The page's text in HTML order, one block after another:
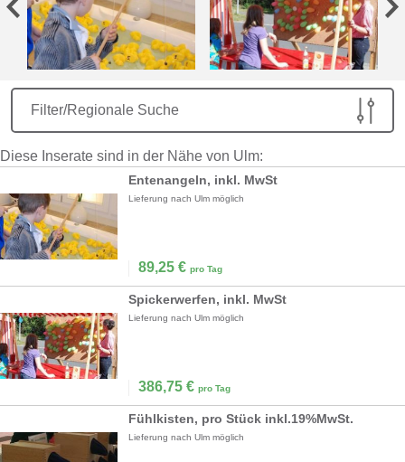
Filter/Regionale Suche
Diese Inserate sind in der Nähe von Ulm:
Entenangeln, inkl. MwSt
Lieferung nach Ulm möglich
89,25 € pro Tag
Spickerwerfen, inkl. MwSt
Lieferung nach Ulm möglich
386,75 € pro Tag
Fühlkisten, pro Stück inkl.19%MwSt.
Lieferung nach Ulm möglich